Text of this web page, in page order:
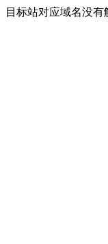
目标站对应域名没有